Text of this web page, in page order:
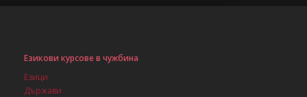
Езикови курсове в чужбина
Езици
Държави